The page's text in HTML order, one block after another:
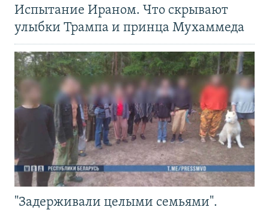
Испытание Ираном. Что скрывают
улыбки Трампа и принца Мухаммеда
"Задерживали целыми семьями".